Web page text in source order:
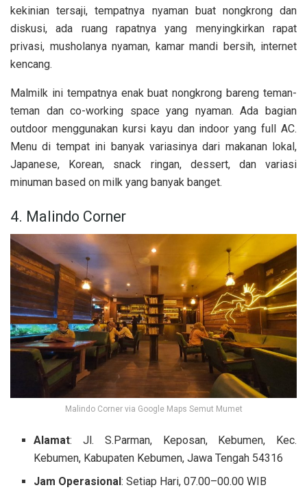
kekinian tersaji, tempatnya nyaman buat nongkrong dan
diskusi, ada ruang rapatnya yang menyingkirkan rapat
privasi, musholanya nyaman, kamar mandi bersih, internet
kencang.
Malmilk ini tempatnya enak buat nongkrong bareng teman-
teman dan co-working space yang nyaman. Ada bagian
outdoor menggunakan kursi kayu dan indoor yang full AC.
Menu di tempat ini banyak variasinya dari makanan lokal,
Japanese, Korean, snack ringan, dessert, dan variasi
minuman based on milk yang banyak banget.
4. Malindo Corner
Malindo Corner via Google Maps Semut Mumet
Alamat: Jl. S.Parman, Keposan, Kebumen, Kec.
Kebumen, Kabupaten Kebumen, Jawa Tengah 54316
Jam Operasional: Setiap Hari, 07.00–00.00 WIB